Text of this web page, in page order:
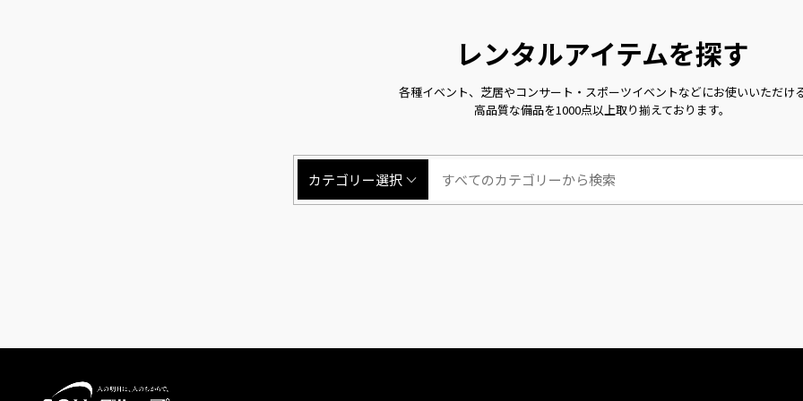
レンタルアイテムを探す
各種イベント、芝居やコンサート・スポーツイベントなどにお使いいただけ
高品質な備品を1000点以上取り揃えております。
カテゴリー選択